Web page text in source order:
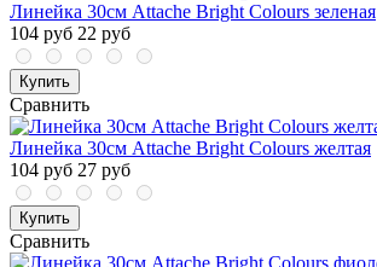
Линейка 30см Attache Bright Colours зеленая
104 руб 22 руб
Купить
Сравнить
Линейка 30см Attache Bright Colours желтая
104 руб 27 руб
Купить
Сравнить